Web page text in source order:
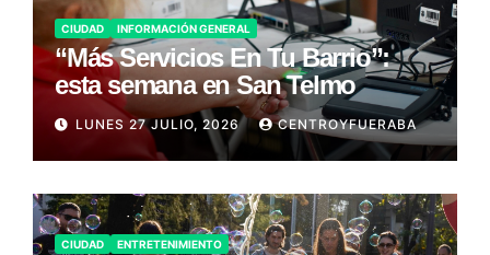
CIUDAD INFORMACIÓN GENERAL
“Más Servicios En Tu Barrio”:
esta semana en San Telmo
LUNES 27 JULIO, 2026 CENTROYFUERABA
CIUDAD ENTRETENIMIENTO